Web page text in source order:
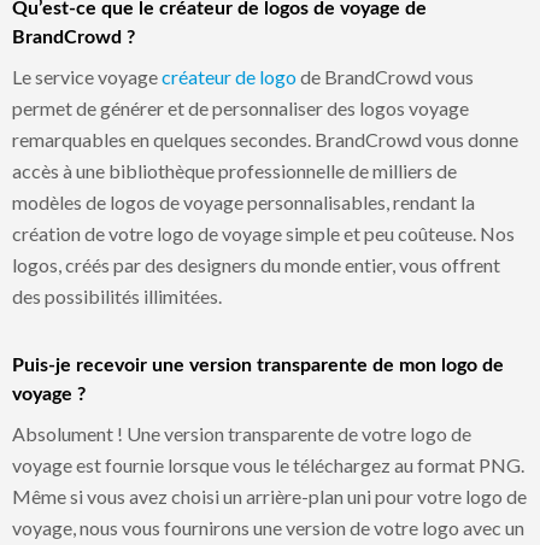
Qu’est-ce que le créateur de logos de voyage de
BrandCrowd ?
Le service voyagecréateur de logode BrandCrowd vous
permet de générer et de personnaliser des logos voyage
remarquables en quelques secondes. BrandCrowd vous donne
accès à une bibliothèque professionnelle de milliers de
modèles de logos de voyage personnalisables, rendant la
création de votre logo de voyage simple et peu coûteuse. Nos
logos, créés par des designers du monde entier, vous offrent
des possibilités illimitées.
Puis-je recevoir une version transparente de mon logo de
voyage ?
Absolument ! Une version transparente de votre logo de
voyage est fournie lorsque vous le téléchargez au format PNG.
Même si vous avez choisi un arrière-plan uni pour votre logo de
voyage, nous vous fournirons une version de votre logo avec un